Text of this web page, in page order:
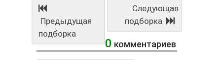
Предыдущая
подборка
Следующая
подборка
0 комментариев